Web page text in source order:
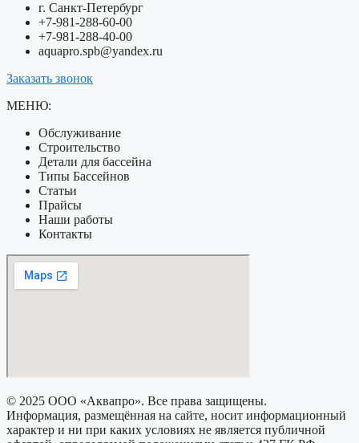
г. Санкт-Петербург
+7-981-288-60-00
+7-981-288-40-00
aquapro.spb@yandex.ru
Заказать звонок
МЕНЮ:
Обслуживание
Строительство
Детали для бассейна
Типы Бассейнов
Статьи
Прайсы
Наши работы
Контакты
© 2025 ООО «Аквапро». Все права защищены.
Информация, размещённая на сайте, носит информационный
характер и ни при каких условиях не является публичной